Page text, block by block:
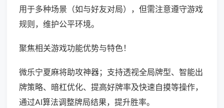
用于多种场景（如与好友对局），但需注意遵守游戏
规则，维护公平环境。
聚焦相关游戏功能优势与特色！
微乐宁夏麻将助攻神器；支持透视全局牌型、智能出
牌策略、暗杠优化、提高好牌率及快速自摸等操作，
通过AI算法调整牌局结果，提升胜率。